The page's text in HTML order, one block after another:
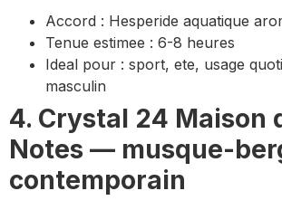
Accord : Hesperide aquatique
Tenue estimee : 6-8 heures
Ideal pour : sport, ete, usage
masculin
4. Crystal 24 Maison
Notes — musque-
contemporain